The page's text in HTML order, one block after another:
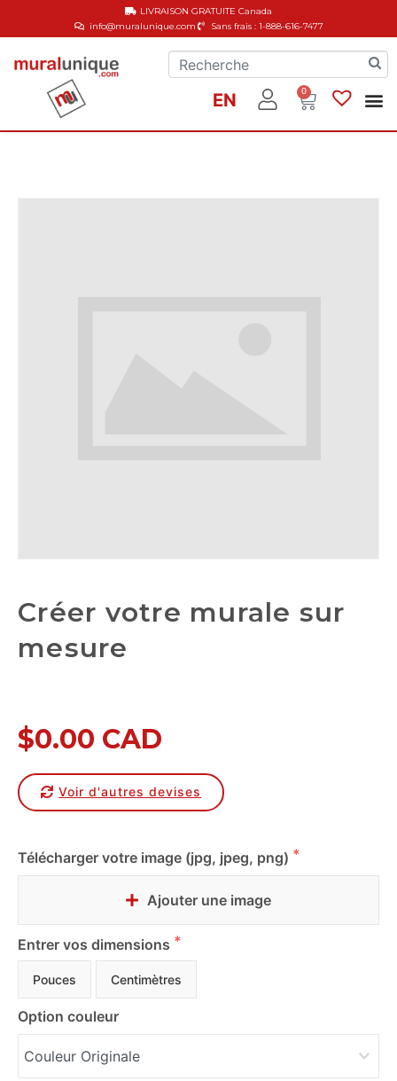
info@muralunique.com Sans frais : 1-888-616-7477
LIVRAISON GRATUITECanada
EN 0
Créer votre murale sur
mesure
Voir d'autres devises
$0.00 CAD
Télécharger votre image (jpg, jpeg, png)
Ajouter une image
Entrer vos dimensions
Pouces Centimètres
Option couleur